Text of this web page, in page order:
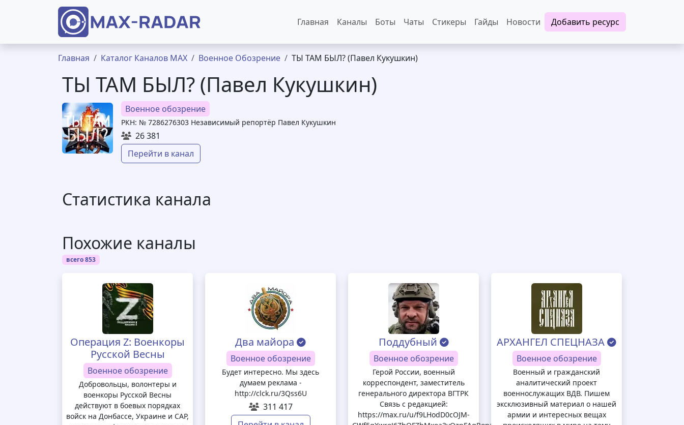
Перейти к основному содержанию
Основная навигация
Главная Каналы Боты Чаты Стикеры Гайды Новости Добавить ресурс
Строка навигации
Главная Каталог Каналов MAX Военное Обозрение ТЫ ТАМ БЫЛ? (Павел Кукушкин)
ТЫ ТАМ БЫЛ? (Павел Кукушкин)
Военное обозрение
РКН: № 7286276303 Независимый репортёр Павел Кукушкин
26 381
Перейти в канал
Статистика канала
Похожие каналы
всего 853
Операция Z: Военкоры
Русской Весны
Военное обозрение
Добровольцы, волонтеры и
военкоры Русской Весны
действуют в боевых порядках
войск на Донбассе, Украине и САР,
Два майора
Военное обозрение
Будет интересно. Мы здесь
думаем реклама -
http://clck.ru/3Qss6U
311 417
Поддубный
Военное обозрение
Герой России, военный
корреспондент, заместитель
генерального директора ВГТРК
Связь с редакцией:
https://max.ru/u/f9LHodD0cOJM-
АРХАНГЕЛ СПЕЦНАЗА
Военное обозрение
Военный и гражданский
аналитический проект
военнослужащих ВДВ. Пишем
эксклюзивный материал о нашей
армии и интересных вещах